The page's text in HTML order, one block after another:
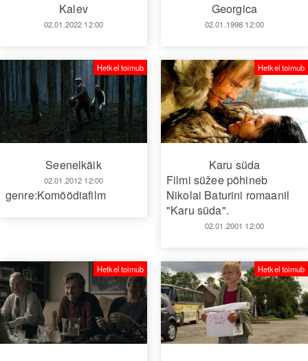
Kalev
02.01.2022 12:00
Georgica
02.01.1998 12:00
Seenelkäik
02.01.2012 12:00
Hetkel toimub
genre:Komöödiafilm
Karu süda
Filmi süžee põhineb
Nikolai Baturini romaanil
"Karu süda".
02.01.2001 12:00
Hetkel toimub
Hetkel toimub Hetkel toimub